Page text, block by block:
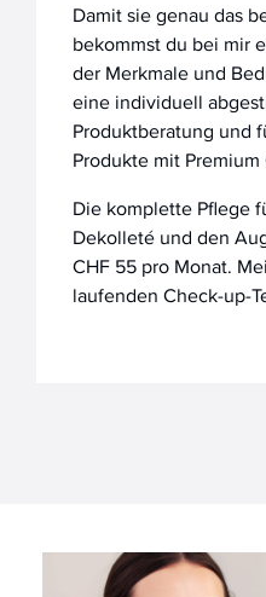
Damit sie genau das
bekommst du bei mir
der Merkmale und
eine individuell
Produktberatung und
Produkte mit Premium
Die komplette Pflege
Dekolleté und den
CHF 55 pro Monat.
laufenden Check-up-